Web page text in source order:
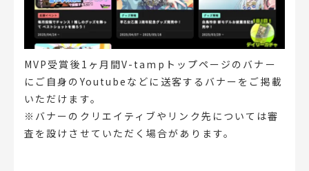
MVP受賞後1ヶ月間V-tampトップページのバナー
にご自身のYoutubeなどに送客するバナーをご掲載
いただけます。
※バナーのクリエイティブやリンク先については審
査を設けさせていただく場合があります。